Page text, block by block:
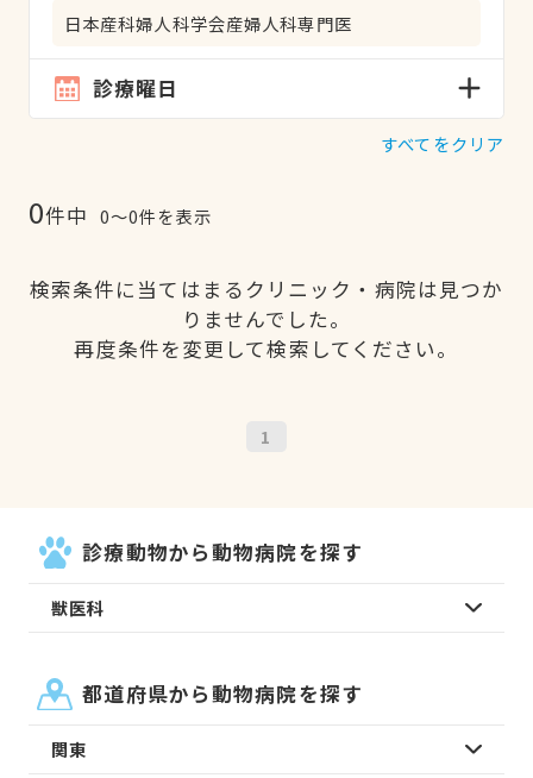
日本産科婦人科学会産婦人科専門医
診療曜日
すべてをクリア
0件中 0〜0件を表示
検索条件に当てはまるクリニック・病院は見つか
りませんでした。
再度条件を変更して検索してください。
1
診療動物から動物病院を探す
獣医科
都道府県から動物病院を探す
関東